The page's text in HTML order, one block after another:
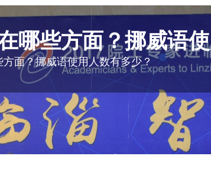
哪些方面？挪威语
面？挪威语使用人数有多少？